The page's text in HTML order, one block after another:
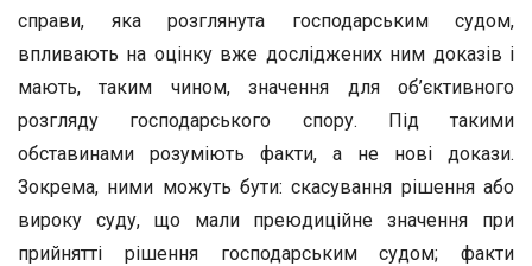
справи, яка розглянута господарським судом,
впливають на оцінку вже досліджених ним доказів і
мають, таким чином, значення для об’єктивного
розгляду господарського спору. Під такими
обставинами розуміють факти, а не нові докази.
Зокрема, ними можуть бути: скасування рішення або
вироку суду, що мали преюдиційне значення при
прийнятті рішення господарським судом; факти